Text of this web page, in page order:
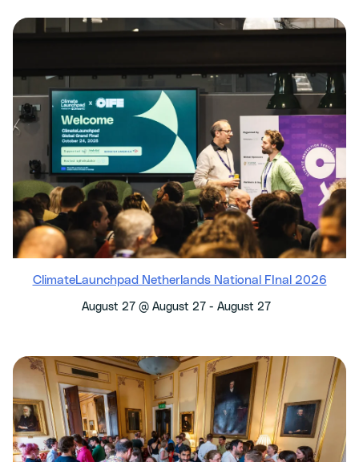
ClimateLaunchpad Netherlands National FInal 2026
August 27 @ August 27 - August 27